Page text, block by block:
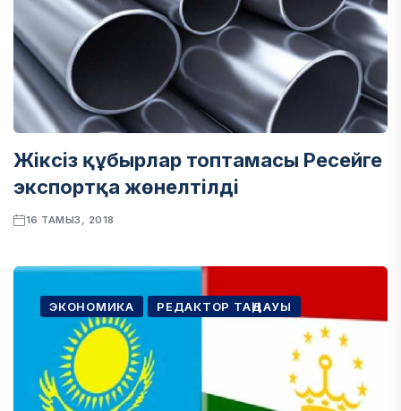
Жіксіз құбырлар топтамасы Ресейге
экспортқа жөнелтілді
16 ТАМЫЗ, 2018
ЭКОНОМИКА РЕДАКТОР ТАҢДАУЫ